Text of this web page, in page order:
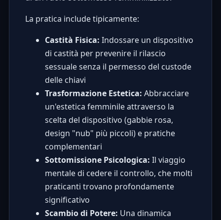
La pratica include tipicamente:
Castità Fisica: Indossare un dispositivo
di castità per prevenire il rilascio
sessuale senza il permesso del custode
delle chiavi
Trasformazione Estetica: Abbracciare
un'estetica femminile attraverso la
scelta del dispositivo (gabbie rosa,
design "nub" più piccoli) e pratiche
complementari
Sottomissione Psicologica: Il viaggio
mentale di cedere il controllo, che molti
praticanti trovano profondamente
significativo
Scambio di Potere: Una dinamica